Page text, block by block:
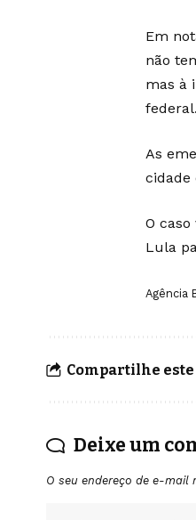
Em
não
mas à
federal.
As
cidade
O
Lula
Agência
Compartilhe
Deixe um
O seu endereço de e-mail